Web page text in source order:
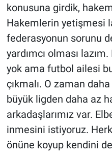
konusuna girdik,
Hakemlerin yetişmesi
federasyonun sorunu
yardımcı olması
yok ama futbol ailesi
çıkmalı. O zaman
büyük ligden daha az
arkadaşlarımız var.
inmesini istiyoruz.
önüne koyup kendini